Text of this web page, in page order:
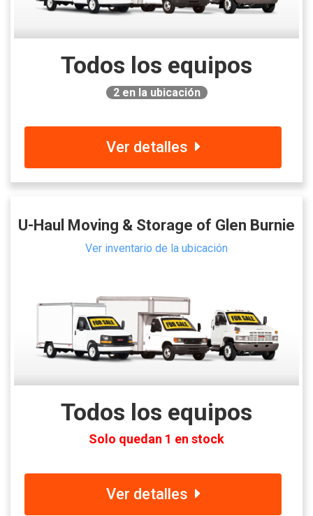
Todos los equipos
2en la ubicación
Ver detalles
U-Haul Moving & Storage of Glen Burnie
Ver inventario de la ubicación
Todos los equipos
Solo quedan 1 en stock
Ver detalles